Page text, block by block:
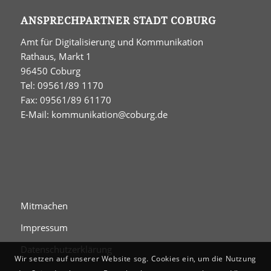
ANSPRECHPARTNER STADT COBURG
Amt für Digitalisierung und Kommunikation
Rathaus, Markt 1
96450 Coburg
Tel: 09561/89 1170
Fax: 09561/89 61170
E-Mail: kommunikation@coburg.de
Mitmachen
Impressum
Datenschutzerklärung
Wir setzen auf unserer Website sog. Cookies ein, um die Nutzung